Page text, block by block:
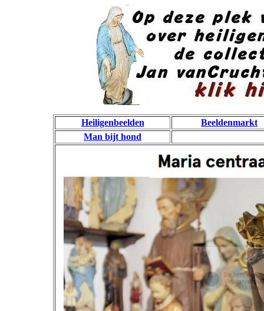
Heiligenbeelden
Beeldenmarkt
Man bijt hond